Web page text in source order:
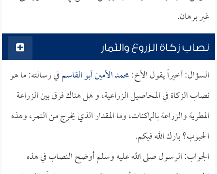
غير برهان.
نصاب زكاة الزروع والثمار
السؤال: أخيراً يقول الأخ:محمد الأمين أبو القاسمفي رسالته: ما هو
نصاب الزكاة في المحاصيل الزراعية، و هل هناك فرق بين الزراعة
المطرية والزراعة بالماكنات، وما المقدار الذي يخرج من التمر، وهذه
الحبوب؟ بارك الله فيكم.
الجواب: الرسول صلى الله عليه وسلم أوضح النصاب في هذه